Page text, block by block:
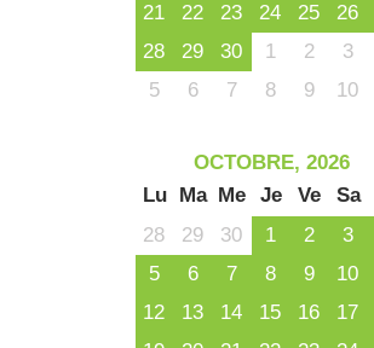
21
22 23 24 25 26
28
29 30 1 2 3
5
6 7 8 9 10
OCTOBRE, 2026
Lu
Ma Me Je Ve Sa
28
29 30 1 2 3
5
6 7 8 9 10
12
13 14 15 16 17